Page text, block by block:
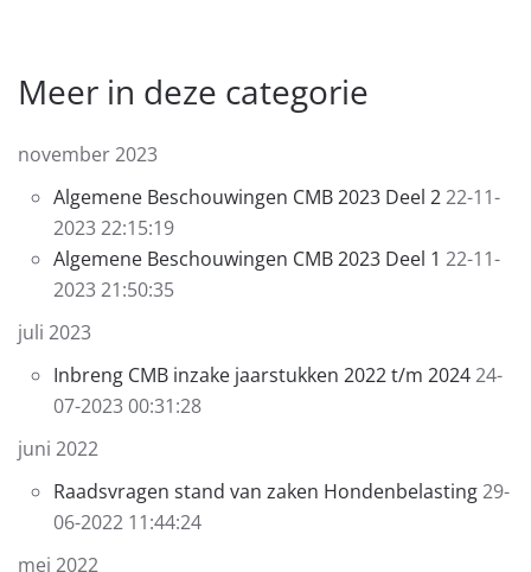
Meer in deze categorie
november 2023
Algemene Beschouwingen CMB 2023 Deel 222-11-
2023 22:15:19
Algemene Beschouwingen CMB 2023 Deel 1 22-11-
2023 21:50:35
juli 2023
Inbreng CMB inzake jaarstukken 2022 t/m 202424-
07-2023 00:31:28
juni 2022
Raadsvragen stand van zaken Hondenbelasting29-
06-2022 11:44:24
mei 2022